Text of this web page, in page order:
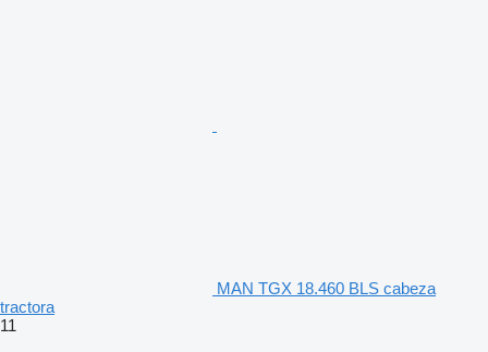
MAN TGX 18.460 BLS cabeza
tractora
11